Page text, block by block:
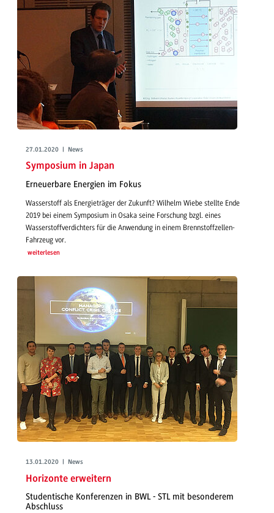
27.01.2020 | News
Symposium in Japan
Erneuerbare Energien im Fokus
Wasserstoff als Energieträger der Zukunft? Wilhelm Wiebe stellte Ende
2019 bei einem Symposium in Osaka seine Forschung bzgl. eines
Wasserstoffverdichters für die Anwendung in einem Brennstoffzellen-
Fahrzeug vor.
weiterlesen
13.01.2020 | News
Horizonte erweitern
Studentische Konferenzen in BWL - STL mit besonderem
Abschluss